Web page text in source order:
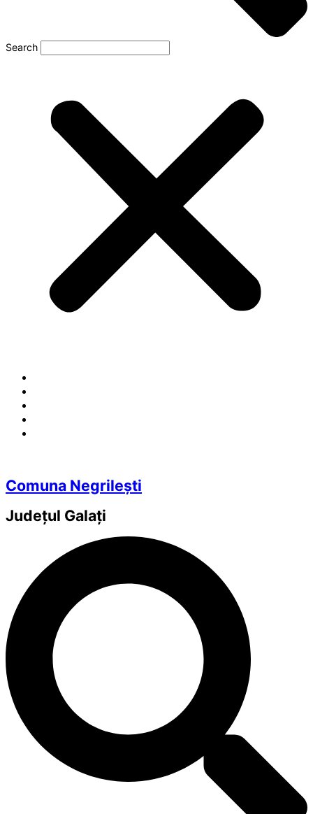
Search
Comuna Negrilești
Județul Galați